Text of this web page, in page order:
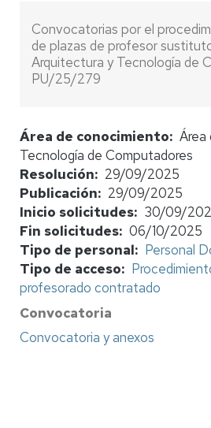
Convocatorias por el
de plazas de profesor
Arquitectura y Tecnología de
PU/25/279
Área de conocimiento
Área
Tecnología de Computadores
Resolución
29/09/2025
Publicación
29/09/2025
Inicio solicitudes
30/09/
Fin solicitudes 06/10/2025
Tipo de personal
Personal
Tipo de acceso
profesorado contratado
Convocatoria
Convocatoria y anexos